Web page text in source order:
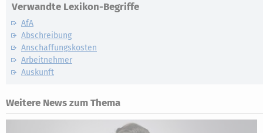
Verwandte Lexikon-Begriffe
AfA
Abschreibung
Anschaffungskosten
Arbeitnehmer
Auskunft
Weitere News zum Thema